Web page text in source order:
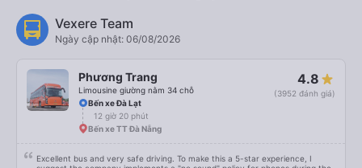
Vexere Team
Ngày cập nhật: 06/08/2026
Phương Trang
Limousine giường nằm 34 chỗ
4.8
(3952 đánh giá)
Bến xe Đà Lạt
12 giờ 20 phút
Bến xe TT Đà Nẵng
Excellent bus and very safe driving. To make this a 5-star experience, I